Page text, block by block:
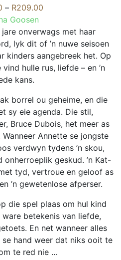
variants.
The
options
may
be
chosen
product
page
– R209.00
R99.00
through
R209.00
Goosen
onverwags met haar
lyk dit of ’n nuwe seisoen
kinders aangebreek het. Op
hulle rus, liefde – en ’n
kans.
borrel ou geheime, en die
sy eie agenda. Die stil,
Bruce Dubois, het meer as
Annette se jongste
verdwyn tydens ’n skou,
geskud. ’n Kat-
tyd, vertroue en geloof as
’n gewetenlose afperser.
die spel plaas om hul kind
betekenis van liefde,
En net wanneer alles
hand weer dat niks ooit te
te red nie …